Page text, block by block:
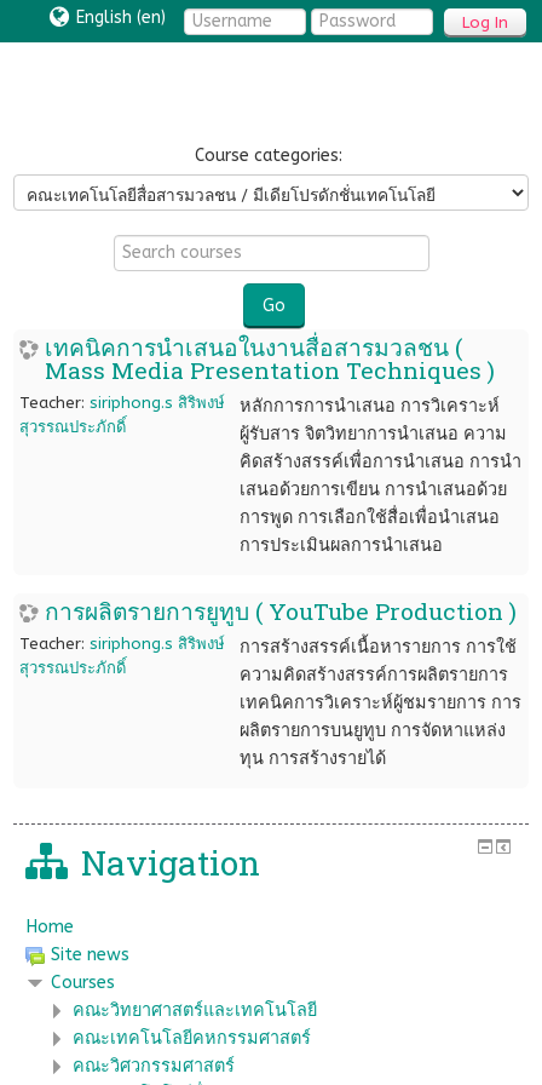
Log In
English ‎(en)‎
Course categories:
Search
courses
Go
เทคนิคการนำเสนอในงานสื่อสารมวลชน (
Mass Media Presentation Techniques )
หลักการการนำเสนอ การวิเคราะห์
ผู้รับสาร จิตวิทยาการนำเสนอ ความ
คิดสร้างสรรค์เพื่อการนำเสนอ การนำ
เสนอด้วยการเขียน การนำเสนอด้วย
การพูด การเลือกใช้สื่อเพื่อนำเสนอ
การประเมินผลการนำเสนอ
Teacher:siriphong.s สิริพงษ์
สุวรรณประภักดิ์
การผลิตรายการยูทูบ ( YouTube Production )
การสร้างสรรค์เนื้อหารายการ การใช้
ความคิดสร้างสรรค์การผลิตรายการ
เทคนิคการวิเคราะห์ผู้ชมรายการ การ
ผลิตรายการบนยูทูบ การจัดหาแหล่ง
ทุน การสร้างรายได้
Teacher:siriphong.s สิริพงษ์
สุวรรณประภักดิ์
Navigation
Home
Site news
Courses
คณะวิทยาศาสตร์และเทคโนโลยี
คณะเทคโนโลยีคหกรรมศาสตร์
คณะวิศวกรรมศาสตร์